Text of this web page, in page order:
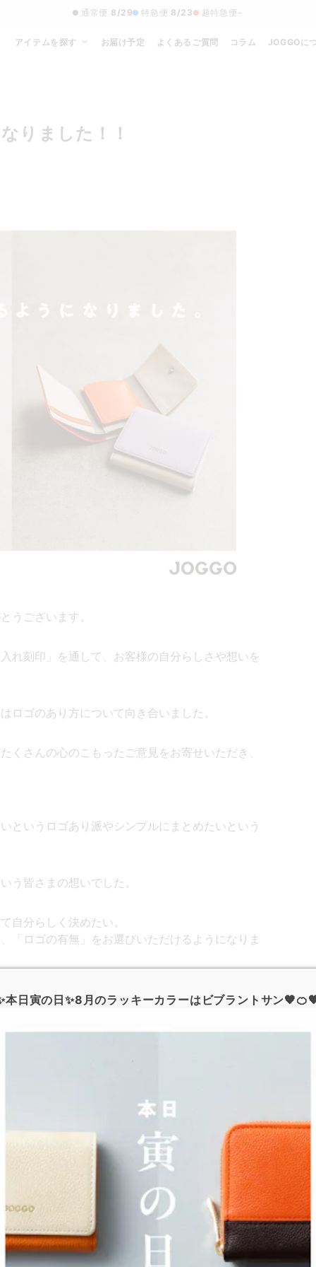
通常便 8/29 特急便 8/23 超特急便−
アイテムを探す お届け予定 よくあるご質問 コラム JOGGOに
りました！！
うございます。
れ刻印」を通して、お客様の自分らしさや想いを
ロゴのあり方について向き合いました。
さんの心のこもったご意見をお寄せいただき、
というロゴあり派やシンプルにまとめたいという
う皆さまの想いでした。
自分らしく決めたい。
「ロゴの有無」をお選びいただけるようになりま
れない選択には、悩ましい気持ちもありました。
ＧＯを大切に想って下さる気持ちや、お客様が本
さは消えない。と私たちは感じています。
ンプルさを選んだり。
からも作り続けます。
本日寅の日✨8月のラッキーカラーはビブラントサン